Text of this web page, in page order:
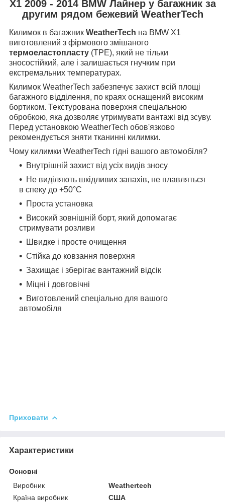
X1 2009 - 2014 BMW Лайнер у багажник за
другим рядом бежевий WeatherTech
Килимок в багажник WeatherTech на BMW X1
виготовлений з фірмового змішаного
термоеластопласту (TPE), який не тільки
зносостійкий, але і залишається гнучким при
екстремальних температурах.
Килимок WeatherTech забезпечує захист всій площі
багажного відділення, по краях оснащений високим
бортиком. Текстурована поверхня спеціальною
обробкою, яка дозволяє утримувати вантажі від зсуву.
Перед установкою WeatherTech обов'язково
рекомендується зняти тканинні килимки.
Чому килимки WeatherTech гідні вашого автомобіля?
Внутрішній захист від усіх видів зносу
Не виділяють шкідливих запахів, не плавляться
в спеку до +50°С
Проста установка
Високий зовнішній борт, який допомагає
стримувати розливи
Швидке і просте очищення
Стійка до ковзання поверхня
Захищає і зберігає вантажний відсік
Міцні і довговічні
Виготовлений спеціально для вашого
автомобіля
Приховати
Характеристики
Основні
Виробник
Weathertech
Країна виробник
США